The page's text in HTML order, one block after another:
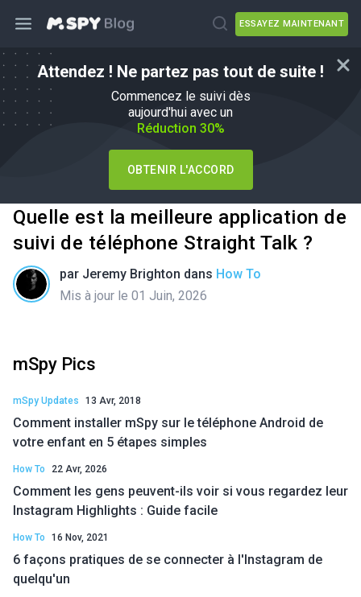
ESSAYEZ MAINTENANT
Attendez ! Ne partez pas tout de suite !
Commencez le suivi dès
aujourd'hui avec un
Réduction 30%
OBTENIR L'ACCORD
Quelle est la meilleure application de
suivi de téléphone Straight Talk ?
par Jeremy Brighton dans How To
Mis à jour le 01 Juin, 2026
mSpy Pics
mSpy Updates 13 Avr, 2018
Comment installer mSpy sur le téléphone Android de
votre enfant en 5 étapes simples
How To 22 Avr, 2026
Comment les gens peuvent-ils voir si vous regardez leur
Instagram Highlights : Guide facile
How To 16 Nov, 2021
6 façons pratiques de se connecter à l'Instagram de
quelqu'un